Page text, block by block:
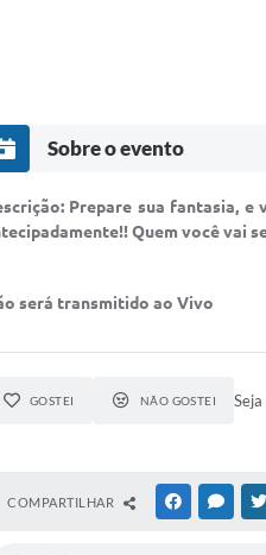
Sobre o evento
Prepare sua fantasia,
Quem você vai
será transmitido ao Vivo
GOSTEI NÃO GOSTEI
COMPARTILHAR FACEBOOK